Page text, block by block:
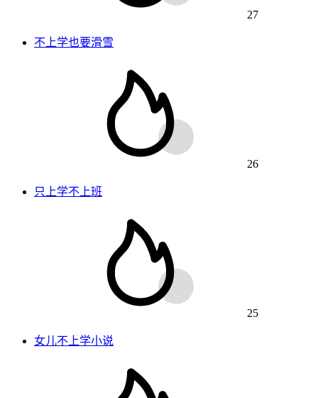
27
不上学也要滑雪
26
只上学不上班
25
女儿不上学小说